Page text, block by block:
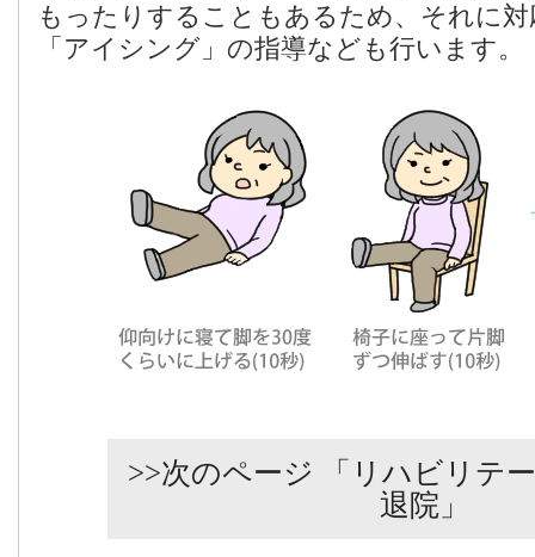
もったりすることもあるため、それに
「アイシング」の指導なども行います。
>>次のページ 「リハビリテ
退院」